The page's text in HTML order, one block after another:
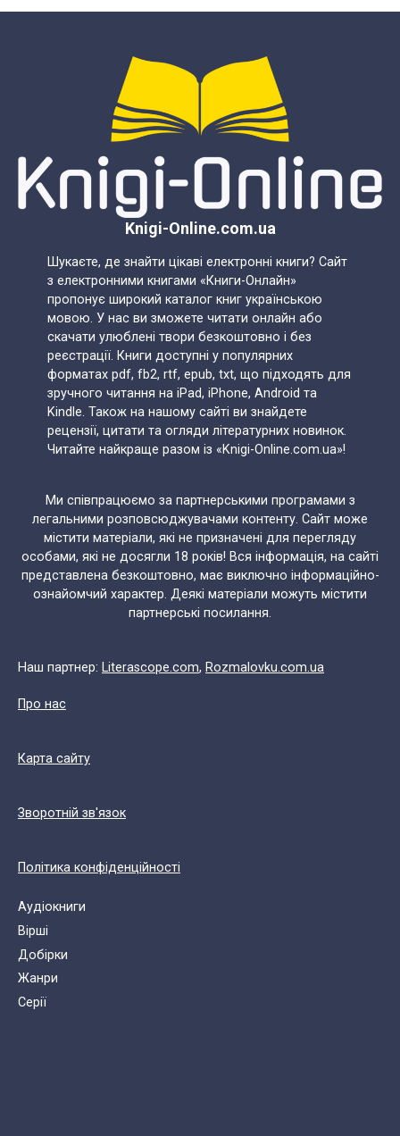
Knigi-Online.com.ua
Шукаєте, де знайти цікаві електронні книги? Сайт
з електронними книгами «Книги-Онлайн»
пропонує широкий каталог книг українською
мовою. У нас ви зможете читати онлайн або
скачати улюблені твори безкоштовно і без
реєстрації. Книги доступні у популярних
форматах pdf, fb2, rtf, epub, txt, що підходять для
зручного читання на iPad, iPhone, Android та
Kindle. Також на нашому сайті ви знайдете
рецензії, цитати та огляди літературних новинок.
Читайте найкраще разом із «Knigi-Online.com.ua»!
Ми співпрацюємо за партнерськими програмами з
легальними розповсюджувачами контенту. Сайт може
містити матеріали, які не призначені для перегляду
особами, які не досягли 18 років! Вся інформація, на сайті
представлена безкоштовно, має виключно інформаційно-
ознайомчий характер. Деякі матеріали можуть містити
партнерські посилання.
Наш партнер: Literascope.com, Rozmalovku.com.ua
Про нас
Карта сайту
Зворотній зв'язок
Політика конфіденційності
Аудіокниги
Вірші
Добірки
Жанри
Cерії